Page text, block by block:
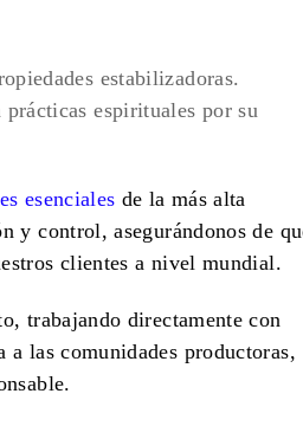
estabilizadoras.
espirituales por su
esenciales de la más alta
y control, asegurándonos de
clientes a nivel mundial.
trabajando directamente con
a las comunidades productoras,